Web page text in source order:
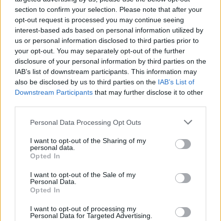
section to confirm your selection. Please note that after your
opt-out request is processed you may continue seeing
interest-based ads based on personal information utilized by
us or personal information disclosed to third parties prior to
your opt-out. You may separately opt-out of the further
disclosure of your personal information by third parties on the
IAB’s list of downstream participants. This information may
also be disclosed by us to third parties on the IAB’s List of
Downstream Participants that may further disclose it to other
Please note that this website/app uses one or more Google
not limited to your visit or usage behaviour. You may click to
grant or deny consent to Google and its third-party tags to
use your data for below specified purposes in below Google
consent section.
Personal Data Processing Opt Outs
I want to opt-out of the Sharing of my
personal data.
Opted In
I want to opt-out of the Sale of my
Personal Data.
Opted In
I want to opt-out of processing my
Personal Data for Targeted Advertising.
δημοτικότητα που είχε προσδιοριστεί επί της
ληξιαρχικής πράξης γέννησης του (πρώτου)
τέκνου, η οποία είναι αμετάκλητη. Υπενθυμίζεται
δε η διάταξη του αρ. 15 παρ. 7 του Κώδικα Δήμων
και Κοινοτήτων, σύμφωνα με την οποία «Αν ένας
από τους γονείς μεταδημοτεύσει, οι γονείς
προσδιορίζουν με αμετάκλητη δήλωσή τους στο
οποιονδήποτε λόγο δεν γίνει η παραπάνω
δήλωση, τα ανήλικα τέκνα που έχουν τη
δημοτικότητα αυτού που μεταδημοτεύει
ακολουθούν τη νέα δημοτικότητά του, αν όμως
δεν την έχουν, διατηρούν τη δημοτικότητά τους».
Θεμελιώνει δικαίωμα για το γονέα στον οποίο έχει